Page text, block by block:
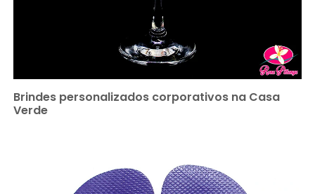
Brindes personalizados corporativos na Casa
Verde